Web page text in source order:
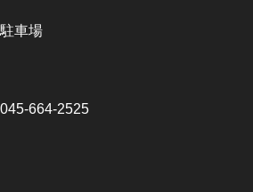
車場
664-2525